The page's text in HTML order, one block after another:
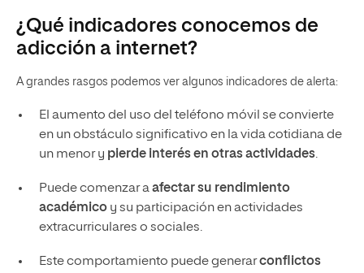
¿Qué indicadores conocemos de
adicción a internet?
A grandes rasgos podemos ver algunos indicadores de alerta:
El aumento del uso del teléfono móvil se convierte
en un obstáculo significativo en la vida cotidiana de
un menor y pierde interés en otras actividades.
Puede comenzar aafectar su rendimiento
académicoy su participación en actividades
extracurriculares o sociales.
Este comportamiento puede generarconflictos